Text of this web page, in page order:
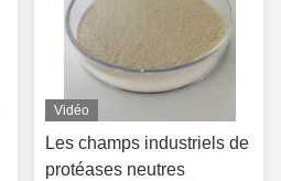
Vidéo
Les champs industriels de
protéases neutres